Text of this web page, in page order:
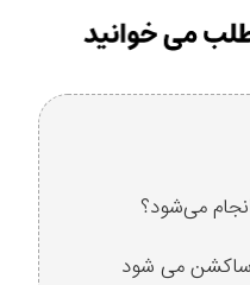
می‌شود؟
می شود